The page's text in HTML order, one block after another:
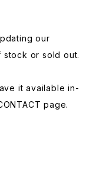
our
stock or sold out.
it available in-
page.